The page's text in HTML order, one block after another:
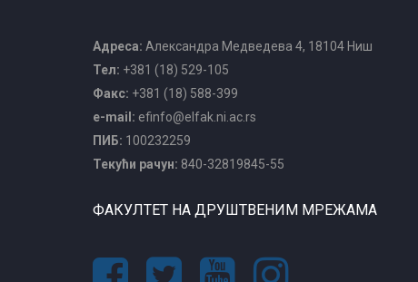
Адреса: Александра Медведева 4, 18104 Ниш
Тел: +381 (18) 529-105
Факс: +381 (18) 588-399
e-mail: efinfo@elfak.ni.ac.rs
ПИБ: 100232259
Текући рачун: 840-32819845-55
ФАКУЛТЕТ НА ДРУШТВЕНИМ МРЕЖАМА